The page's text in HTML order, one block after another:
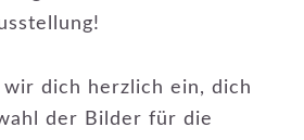
dich herzlich ein, dich
der Bilder für die